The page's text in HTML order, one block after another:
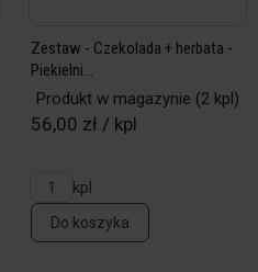
Zestaw - Czekolada + herbata -
Piekielni...
Produkt w magazynie (2 kpl)
56,00 zł / kpl
kpl
Do koszyka